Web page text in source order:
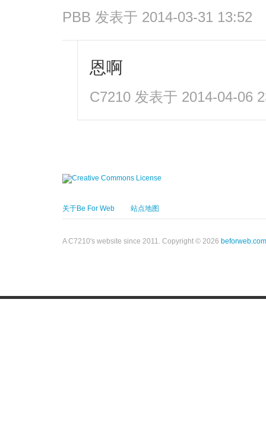
PBB 发表于 2014-03-31 13:52
恩啊
C7210 发表于 2014-04-06
关于Be For Web 站点地图
A C7210's website since 2011. Copyright © 2026 beforweb.com